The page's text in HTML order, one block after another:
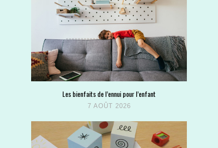
Les bienfaits de l’ennui pour l’enfant
7 AOÛT 2026